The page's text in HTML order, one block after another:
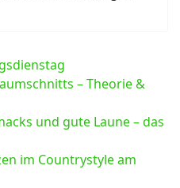
– Theorie &
und gute Laune – das
im Countrystyle am